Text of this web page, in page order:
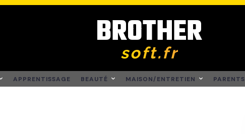
BROTHER
soft.fr
APPRENTISSAGE BEAUTÉ MAISON/ENTRETIEN PARENTS